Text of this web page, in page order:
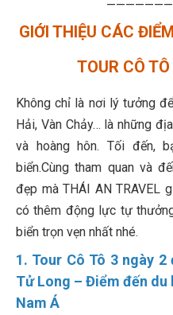
GIỚI THIỆU CÁC
TOUR CÔ
Không chỉ là nơi lý tưởng
Hải, Vàn Chảy… là những
và hoàng hôn. Tối đến,
biển.Cùng tham quan và
đẹp mà THÁI AN TRAVEL
có thêm động lực tự
biển trọn vẹn nhất nhé.
1. Tour Cô Tô 3 ngày
Tử Long – Điểm đến du
Nam Á